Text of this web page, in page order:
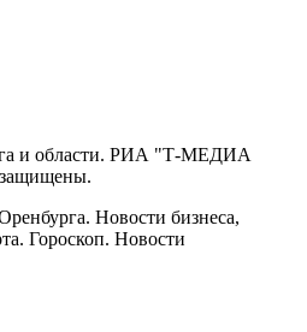
и области. РИА "Т-МЕДИА
Новости бизнеса,
Гороскоп. Новости